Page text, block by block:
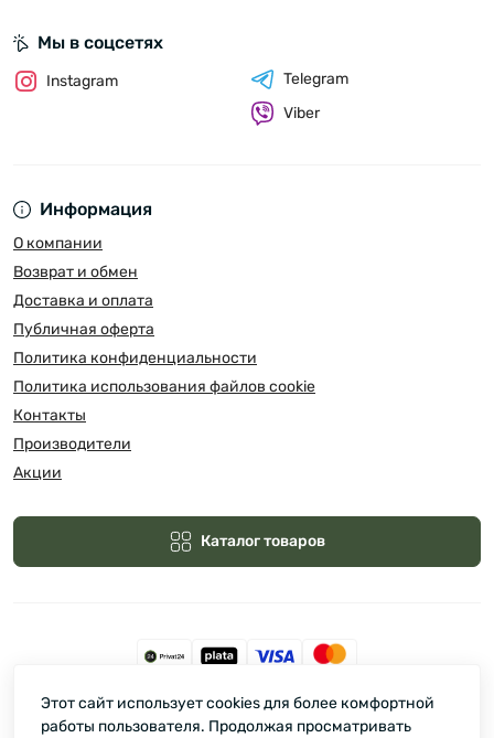
Информация
О компании
Возврат и обмен
Доставка и оплата
Публичная оферта
Политика конфиденциальности
Политика использования файлов cookie
Контакты
Производители
Акции
Каталог товаров
Мы в соцсетях
Instagram
Telegram
Viber
Зелмарт © 2026
Этот сайт использует cookies для более комфортной
работы пользователя. Продолжая просматривать